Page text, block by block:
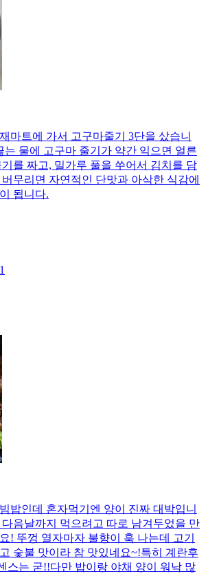
마트에 가서 고구마줄기 3단을 샀습니
는 물에 고구마 줄기가 약간 익으면 얼른
를 짜고, 밀가루 풀을 쑤어서 김치를 담
무리면 자연적인 단맛과 아삭한 식감에
됩니다.
밥인데 혼자먹기엔 양이 진짜 대박입니
음날까지 먹으려고 따로 남겨두었을 만
! 뚜껑 열자마자 불향이 훅 나는데 고기
숯불 맛이라 참 맛있네요~!특히 계란후
스는 굳!! ​다만 밥이랑 야채 양이 워낙 많